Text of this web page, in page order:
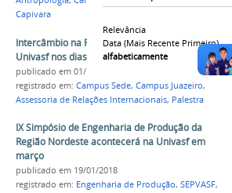
Relevância
Data (mais Recente Primeiro)
alfabeticamente
Capivara
Intercâmbio na França será tema de palestra na
Univasf nos dias 4 e 5 de outubro
publicado em 01/10/2018
registrado em: Campus Sede, Campus Juazeiro,
Assessoria de Relações Internacionais, Palestra
IX Simpósio de Engenharia de Produção da
Região Nordeste acontecerá na Univasf em
março
publicado em 19/01/2018
registrado em: Engenharia de Produção, SEPVASF,